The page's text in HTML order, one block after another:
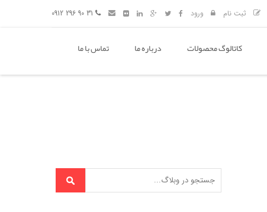
ثبت نام ورود
کاتالوگ محصولات درباره ما تماس با ما